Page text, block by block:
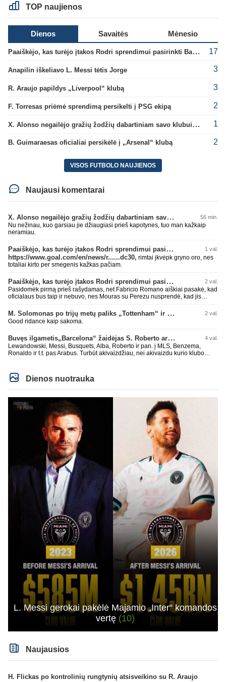
TOP naujienos
Dienos Savaitės Mėnesio
Paaiškėjo, kas turėjo įtakos Rodri sprendimui pasirinkti Barselonos pusę 17
Anapilin iškeliavo L. Messi tėtis Jorge 3
R. Araujo papildys „Liverpool“ klubą 3
F. Torresas priėmė sprendimą persikelti į PSG ekipą 2
X. Alonso negailėjo gražių žodžių dabartiniam savo klubui „Chelsea“ 1
B. Guimaraesas oficialiai persikėlė į „Arsenal“ klubą 2
VISOS FUTBOLO NAUJIENOS
Naujausi komentarai
X. Alonso negailėjo gražių žodžių dabartiniam savo klubui „Chelsea“ 56 min.
Nu nežinau, kuo garsiau jie džiaugiasi prieš kapotynes, tuo man kažkaip
neramiau.
Paaiškėjo, kas turėjo įtakos Rodri sprendimui pasirinkti Barselonos pusę 1 val.
https://www.goal.com/en/news/r......dc30, rimtai įkvėpk gryno oro, nes
totaliai kirto per smegenis kažkas pačiam.
Paaiškėjo, kas turėjo įtakos Rodri sprendimui pasirinkti Barselonos pusę 2 val.
Pasidomėk pirmą prieš rašydamas, net Fabricio Romano aiškiai pasakė, kad
oficialaus bus taip ir nebuvo, nes Mouras su Perezu nusprendė, kad jis
surasti info ar buvo oficialus bid. Atsakymas: Ne, oficialaus raštiško
pasiūlymo (official bid) Madrido „Real“ Mančesterio „City“ klubui už Rodri dar
nepateikė. ​Nors žiniasklaidoje (pvz., The Athletic, Diario AS) garsiai kalbama
kontaktus su žaidėjo stovykla ar „City“ vadovais, oficialus formalus
pasiūlymas iki šiol nėra registruotas. ​Ispanijos gigantai tikrina situaciją ir
vertina galimybes, tačiau kol kas viskas vyksta tik žvalgybos ir neoficialių
M. Solomonas po trijų metų paliks „Tottenham“ ir papildys „West Ham“ klubą 2 val.
Good ridance kaip sakoma.
Buvęs ilgametis„Barcelona“ žaidėjas S. Roberto artėja link persikėlimo į MLS 4 val.
Lewandowski, Messi, Busquets, Alba, Roberto ir pan. į MLS, Benzema,
Ronaldo ir t.t. pas Arabus. Turbūt akivaizdžiau, nei akivaizdu kurio klubo
Dienos nuotrauka
L. Messi gerokai pakėlė Majamio „Inter“ komandos
vertę (10)
Naujausios
H. Flickas po kontrolinių rungtynių atsisveikino su R. Araujo